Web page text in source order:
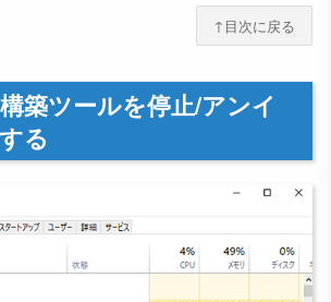
↑目次に戻る
築ツールを停止/アンイ
る